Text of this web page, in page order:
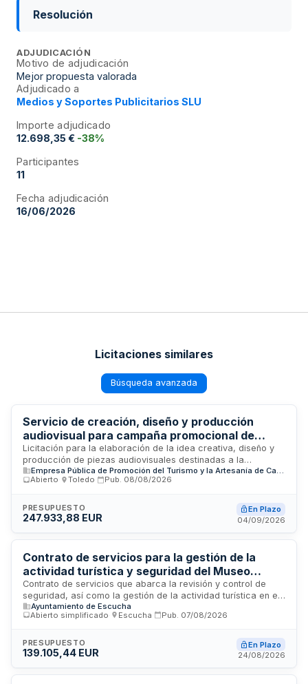
Resolución
ADJUDICACIÓN
Motivo de adjudicación
Mejor propuesta valorada
Adjudicado a
Medios y Soportes Publicitarios SLU
Importe adjudicado
12.698,35 € -38%
Participantes
11
Fecha adjudicación
16/06/2026
Licitaciones similares
Búsqueda avanzada
Servicio de creación, diseño y producción
audiovisual para campaña promocional de
turismo de Castilla-La Mancha - ETURIA
Licitación para la elaboración de la idea creativa, diseño y
producción de piezas audiovisuales destinadas a la
campaña publicitaria de promoción turística de Castilla-La
Mancha para el año 2027. El contrato es gestionado por la
promoción del turismo y artesanía de Castilla-La Mancha,
con sede en Toledo. Se requiere un trabajo integral que
ejecución técnica y producción de contenidos audiovisuales
de calidad para difusión en diferentes canales publicitarios y
comunicacionales.
Empresa Pública de Promoción del Turismo y la Artesanía de Castilla-La Mancha (ETURIA), S.A.
Abierto
Toledo Pub. 08/08/2026
PRESUPUESTO
247.933,88 EUR
En Plazo
04/09/2026
Contrato de servicios para la gestión de la
actividad turística y seguridad del Museo
Minero de Escucha
Contrato de servicios que abarca la revisión y control de
seguridad, así como la gestión de la actividad turística en el
Museo Minero de Escucha, Pozo Pilar y Casa de la Familia
Minera. Incluye la elaboración de informes técnicos, diseños,
a las instalaciones que conforman el Patrimonio Industrial
Minero de Escucha, licitado por el Ayuntamiento de Escucha
Ayuntamiento de Escucha
Abierto simplificado
Escucha Pub. 07/08/2026
PRESUPUESTO
139.105,44 EUR
En Plazo
24/08/2026